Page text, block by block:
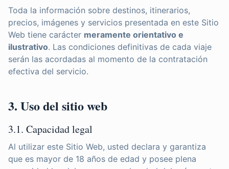
Toda la información sobre destinos, itinerarios,
precios, imágenes y servicios presentada en este Sitio
Web tiene carácter meramente orientativo e
ilustrativo. Las condiciones definitivas de cada viaje
serán las acordadas al momento de la contratación
efectiva del servicio.
3. Uso del sitio web
3.1. Capacidad legal
Al utilizar este Sitio Web, usted declara y garantiza
que es mayor de 18 años de edad y posee plena